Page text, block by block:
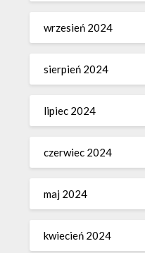
wrzesień 2024
sierpień 2024
lipiec 2024
czerwiec 2024
maj 2024
kwiecień 2024